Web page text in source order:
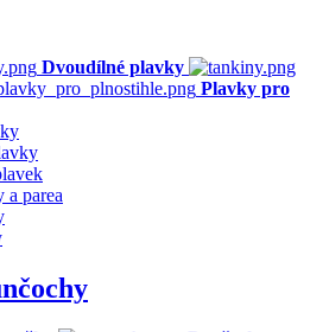
Dvoudílné plavky
Plavky pro
a parea